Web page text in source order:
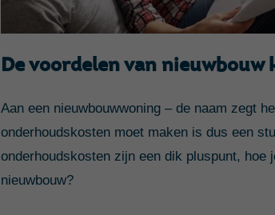
De voordelen van nieuwbouw
Aan een nieuwbouwwoning – de naam zegt
onderhoudskosten moet maken is dus een
onderhoudskosten zijn een dik pluspunt,
nieuwbouw?